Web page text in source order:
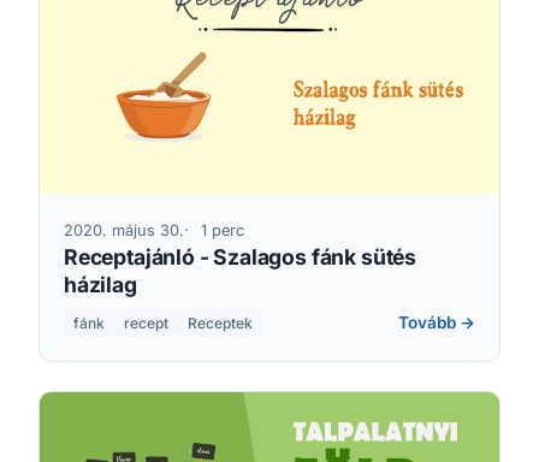
2020. május 30. 1 perc
Receptajánló - Szalagos fánk sütés
házilag
fánk recept Receptek Tovább →